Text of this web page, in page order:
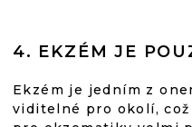
4. EKZÉM JE
Ekzém je jedním z
viditelné pro okolí,